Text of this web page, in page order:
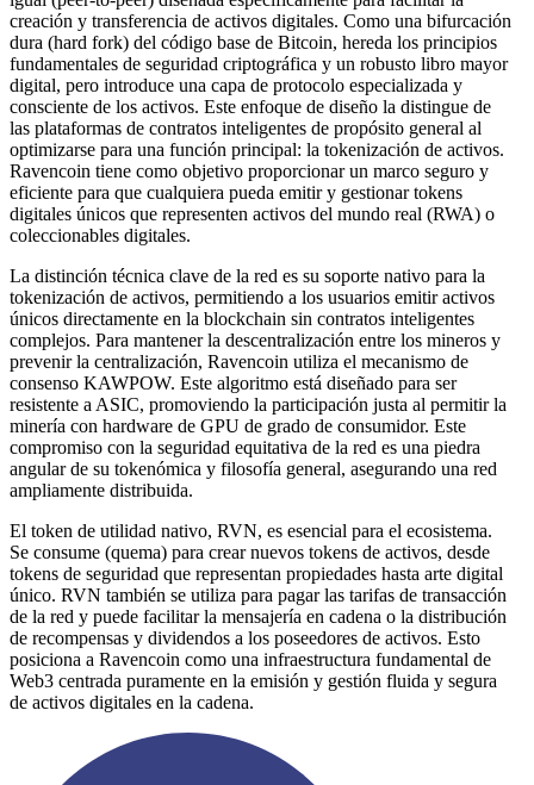
creación y transferencia de activos digitales. Como una bifurcación
dura (hard fork) del código base de Bitcoin, hereda los principios
fundamentales de seguridad criptográfica y un robusto libro mayor
digital, pero introduce una capa de protocolo especializada y
consciente de los activos. Este enfoque de diseño la distingue de
las plataformas de contratos inteligentes de propósito general al
optimizarse para una función principal: la tokenización de activos.
Ravencoin tiene como objetivo proporcionar un marco seguro y
eficiente para que cualquiera pueda emitir y gestionar tokens
digitales únicos que representen activos del mundo real (RWA) o
coleccionables digitales.
La distinción técnica clave de la red es su soporte nativo para la
tokenización de activos, permitiendo a los usuarios emitir activos
únicos directamente en la blockchain sin contratos inteligentes
complejos. Para mantener la descentralización entre los mineros y
prevenir la centralización, Ravencoin utiliza el mecanismo de
consenso KAWPOW. Este algoritmo está diseñado para ser
resistente a ASIC, promoviendo la participación justa al permitir la
minería con hardware de GPU de grado de consumidor. Este
compromiso con la seguridad equitativa de la red es una piedra
angular de su tokenómica y filosofía general, asegurando una red
ampliamente distribuida.
El token de utilidad nativo, RVN, es esencial para el ecosistema.
Se consume (quema) para crear nuevos tokens de activos, desde
tokens de seguridad que representan propiedades hasta arte digital
único. RVN también se utiliza para pagar las tarifas de transacción
de la red y puede facilitar la mensajería en cadena o la distribución
de recompensas y dividendos a los poseedores de activos. Esto
posiciona a Ravencoin como una infraestructura fundamental de
Web3 centrada puramente en la emisión y gestión fluida y segura
de activos digitales en la cadena.